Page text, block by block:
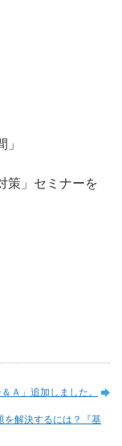
策」セミナーを
Ａ」追加しました。
を解決するには？『基